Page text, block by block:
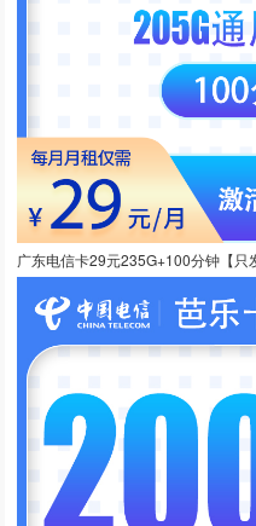
广东电信卡29元235G+100分钟【只